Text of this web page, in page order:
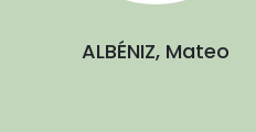
ALBÉNIZ, Mateo